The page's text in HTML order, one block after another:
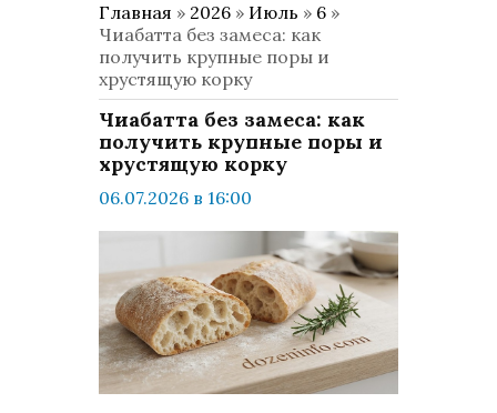
Главная » 2026 » Июль » 6 »
Чиабатта без замеса: как
получить крупные поры и
хрустящую корку
Чиабатта без замеса: как
получить крупные поры и
хрустящую корку
06.07.2026 в 16:00
LifeStyle